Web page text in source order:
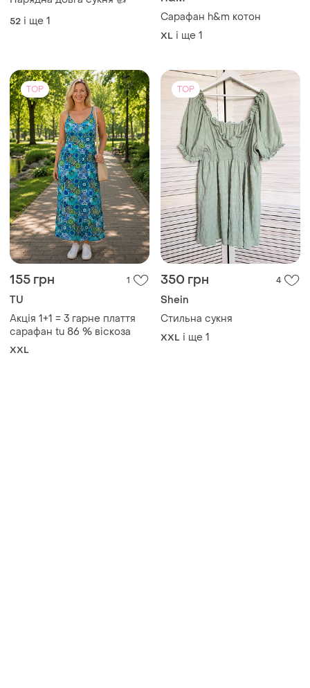
52 і ще 1
Сарафан h&m котон
XL і ще 1
TOP
155 грн 1
TU
Акція 1+1 = 3 гарне плаття
сарафан tu 86 % вiскоза
XXL
TOP
350 грн 4
Shein
Стильна сукня
XXL і ще 1